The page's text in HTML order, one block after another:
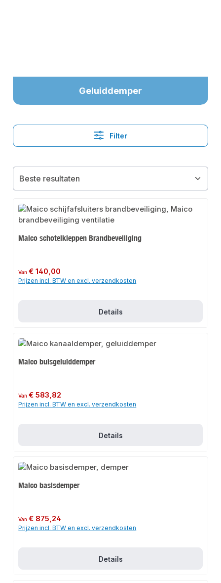
Geluiddemper
Filter
Maico schotelkleppen Brandbeveiliging
Normale prijs:
Van€ 140,00
Prijzen incl. BTW en excl. verzendkosten
Details
Maico buisgeluiddemper
Normale prijs:
Van€ 583,82
Prijzen incl. BTW en excl. verzendkosten
Details
Maico basisdemper
Normale prijs:
Van€ 875,24
Prijzen incl. BTW en excl. verzendkosten
Details